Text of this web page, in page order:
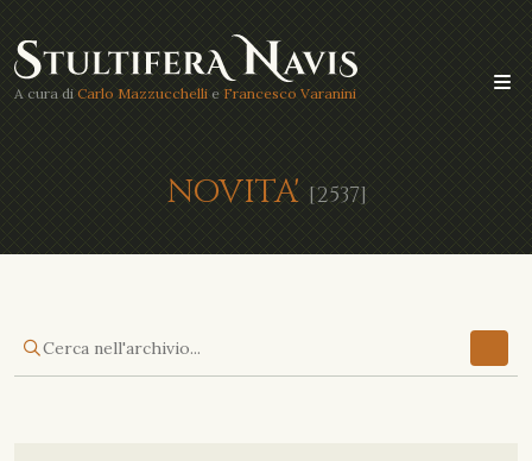
A cura di Carlo Mazzucchelli e Francesco Varanini
NOVITA' [2537]